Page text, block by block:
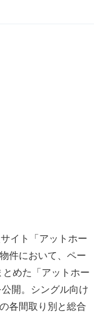
イト「アットホー
件において、ペー
めた「アットホー
開。シングル向け
各間取り別と総合